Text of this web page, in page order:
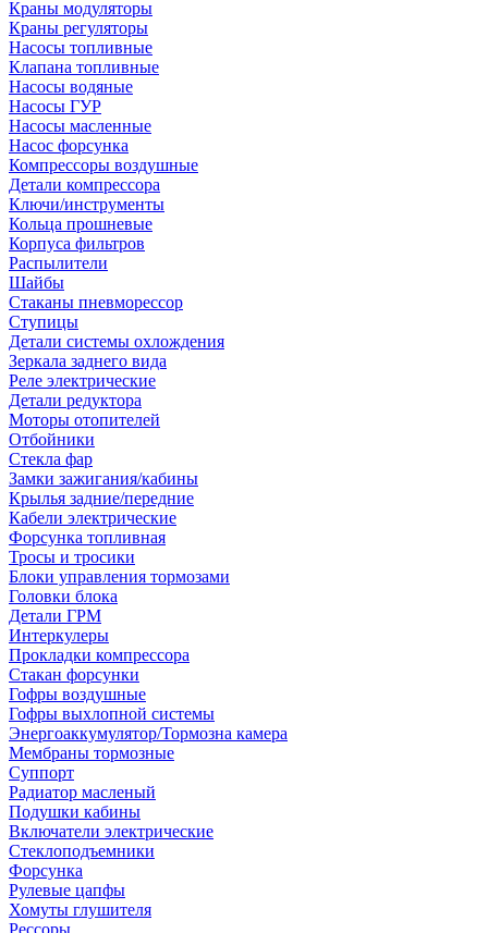
Краны модуляторы
Краны регуляторы
Насосы топливные
Клапана топливные
Насосы водяные
Насосы ГУР
Насосы масленные
Насос форсунка
Компрессоры воздушные
Детали компрессора
Ключи/инструменты
Кольца прошневые
Корпуса фильтров
Распылители
Шайбы
Стаканы пневморессор
Ступицы
Детали системы охлождения
Зеркала заднего вида
Реле электрические
Детали редуктора
Моторы отопителей
Отбойники
Стекла фар
Замки зажигания/кабины
Крылья задние/передние
Кабели электрические
Форсунка топливная
Тросы и тросики
Блоки управления тормозами
Головки блока
Детали ГРМ
Интеркулеры
Прокладки компрессора
Стакан форсунки
Гофры воздушные
Гофры выхлопной системы
Энергоаккумулятор/Тормозна камера
Мембраны тормозные
Суппорт
Радиатор масленый
Подушки кабины
Включатели электрические
Стеклоподъемники
Форсунка
Рулевые цапфы
Хомуты глушителя
Рессоры